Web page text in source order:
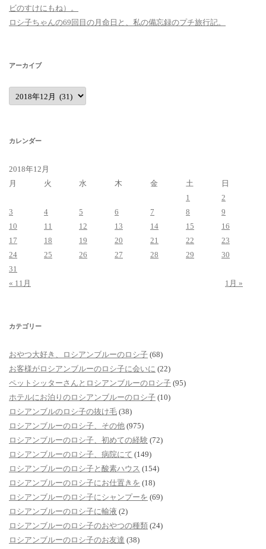
ビのすけにもね）。
ロシ子ちゃんの69回目の月命日と、私の備忘録のプチ旅行記。
アーカイブ
ア
ー
カ
カレンダー
2018年12月
月
火 水 木 金 土
日
1
2
3
4 5 6 7 8
9
10
11 12 13 14 15
16
17
18 19 20 21 22
23
24
25 26 27 28 29
30
31
« 11月
1月 »
カテゴリー
おやつ大好き、ロシアンブルーのロシ子 (68)
お客様がロシアンブルーのロシ子に会いに (22)
ペットシッターさんとロシアンブルーのロシ子 (95)
ホテルにお泊りのロシアンブルーのロシ子 (10)
ロシアンブルのロシ子の抜け毛 (38)
ロシアンブルーのロシ子、その他 (975)
ロシアンブルーのロシ子、初めての経験 (72)
ロシアンブルーのロシ子、病院にて (149)
ロシアンブルーのロシ子と酸素ハウス (154)
ロシアンブルーのロシ子にお仕置きを (18)
ロシアンブルーのロシ子にシャンプーを (69)
ロシアンブルーのロシ子に輸液 (2)
ロシアンブルーのロシ子のおやつの種類 (24)
ロシアンブルーのロシ子のお友達 (38)